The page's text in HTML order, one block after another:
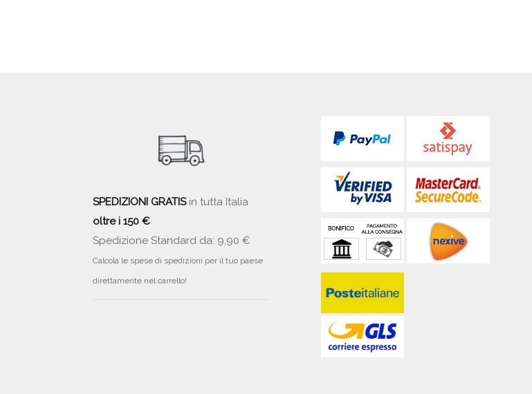
SPEDIZIONI GRATISin tutta Italia
oltre i 150 €
Spedizione Standard da: 9,90 €
Calcola le spese di spedizioni per il tuo paese
direttamente nel carrello!